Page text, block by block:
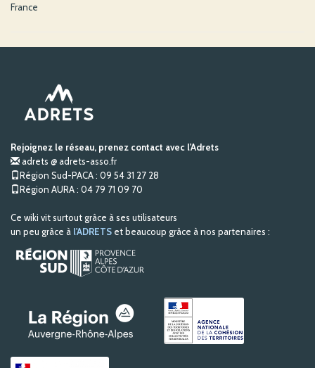
France
Rejoignez le réseau, prenez contact avec l'Adrets
adrets @ adrets-asso.fr
Région Sud-PACA : 09 54 31 27 28
Région AURA : 04 79 71 09 70
Ce wiki vit surtout grâce à ses utilisateurs
un peu grâce à l'ADRETS et beaucoup grâce à nos partenaires :